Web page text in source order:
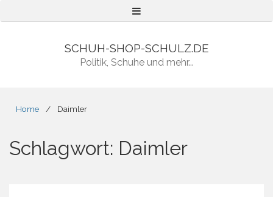
Menu
SCHUH-SHOP-SCHULZ.DE
Politik, Schuhe und mehr...
Home / Daimler
Schlagwort: Daimler